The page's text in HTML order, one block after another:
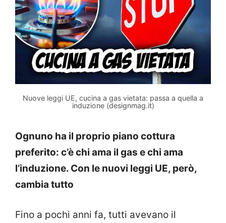
Nuove leggi UE, cucina a gas vietata: passa a quella a
induzione (designmag.it)
Ognuno ha il proprio piano cottura
preferito: c’è chi ama il gas e chi ama
l’induzione. Con le nuovi leggi UE, però,
cambia tutto
Fino a pochi anni fa, tutti avevano il